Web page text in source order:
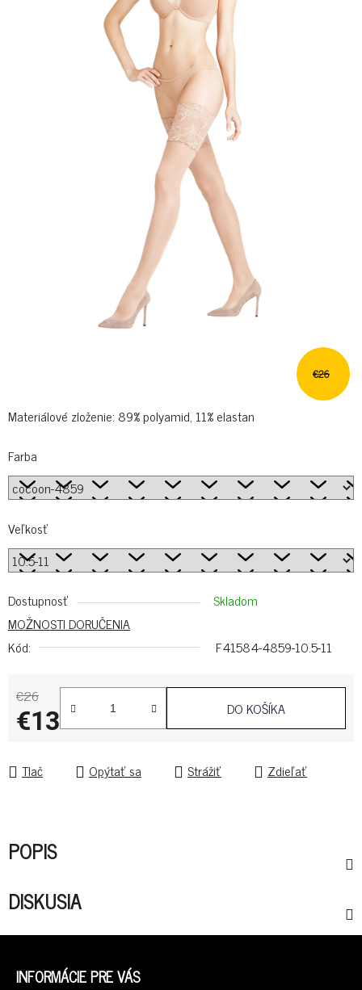
Materiálové zloženie: 89% polyamid, 11% elastan
Farba
Veľkosť
Dostupnosť
Skladom
MOŽNOSTI DORUČENIA
Kód:
F41584-4859-10.5-11
€26
€13 DO KOŠÍKA
Tlač Opýtať sa Strážiť Zdieľať
€26
POPIS
DISKUSIA
Z
INFORMÁCIE PRE VÁS